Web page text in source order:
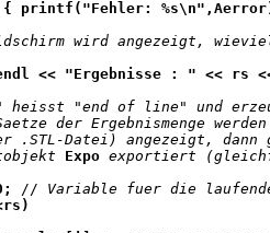
printf("Fehler:
wird angezeigt,
<< "Ergebnisse : " << rs
heisst "end of line" und
der Ergebnismenge
.STL-Datei) angezeigt, dann
Expo exportiert
// Variable fuer die laufende